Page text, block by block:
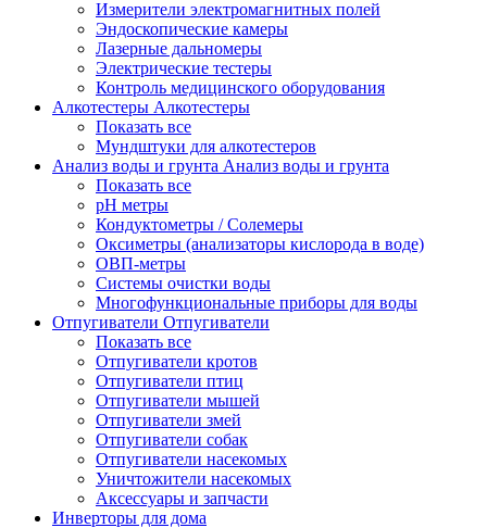
Измерители электромагнитных полей
Эндоскопические камеры
Лазерные дальномеры
Электрические тестеры
Контроль медицинского оборудования
Алкотестеры Алкотестеры
Показать все
Мундштуки для алкотестеров
Анализ воды и грунта Анализ воды и грунта
Показать все
pH метры
Кондуктометры / Солемеры
Оксиметры (анализаторы кислорода в воде)
ОВП-метры
Системы очистки воды
Многофункциональные приборы для воды
Отпугиватели Отпугиватели
Показать все
Отпугиватели кротов
Отпугиватели птиц
Отпугиватели мышей
Отпугиватели змей
Отпугиватели собак
Отпугиватели насекомых
Уничтожители насекомых
Аксессуары и запчасти
Инверторы для дома